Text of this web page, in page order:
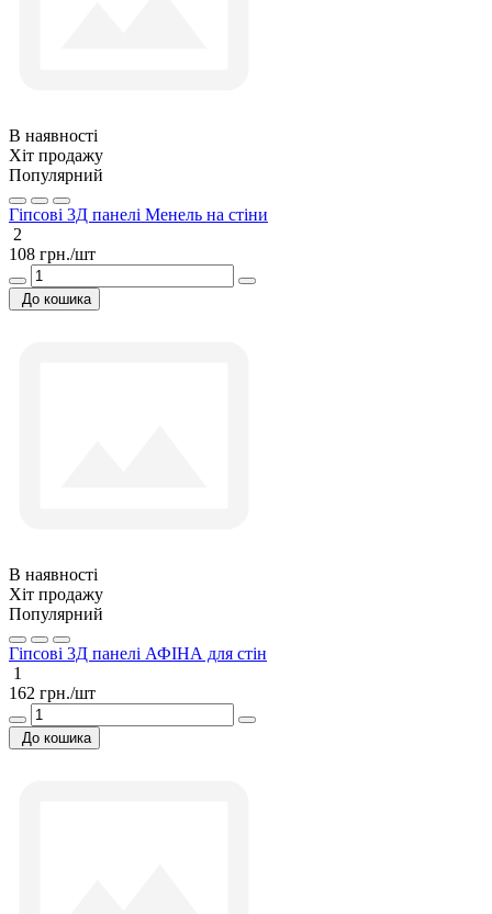
В наявності
Хіт продажу
Популярний
Гіпсові 3Д панелі Менель на стіни
2
108 грн./шт
До кошика
В наявності
Хіт продажу
Популярний
Гіпсові 3Д панелі АФІНА для стін
1
162 грн./шт
До кошика